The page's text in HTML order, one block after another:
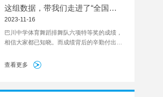
这组数据，带我们走进了“全国第
一”的幕后故事
2023-11-16
巴川中学体育舞蹈排舞队六项特等奖的成绩，
相信大家都已知晓。而成绩背后的辛勤付出，
天，我们就走进体育舞蹈排舞队，去看看他们
查看更多